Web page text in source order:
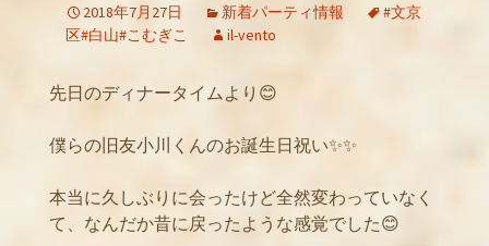
2018年7月27日 新着パーティ情報
#文京
区#白山#こむぎこ
il-vento
先日のディナータイムより😊
僕らの旧友小川くんのお誕生日祝い✨✨
本当に久しぶりに会ったけど全然変わっていなく
て、なんだか昔に戻ったような感覚でした😊